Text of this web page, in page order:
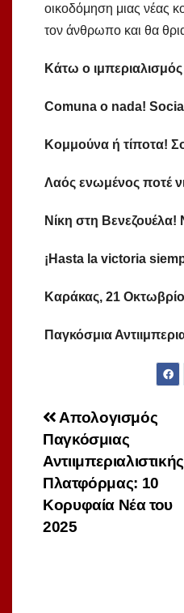
οικοδόμηση μιας νέας
τον άνθρωπο και θα
Κάτω ο
Comuna o nada!
Κομμούνα ή τίποτα!
Λαός ενωμένος ποτέ
Νίκη στη Βενεζουέλα!
¡Hasta la victoria
Καράκας, 21
Παγκόσμια
Πλοήγηση
άρθρων
Απολογισμός
Παγκόσμιας
Αντιιμπεριαλιστικής
Πλατφόρμας: 10
Κορυφαία Νέα του
2025